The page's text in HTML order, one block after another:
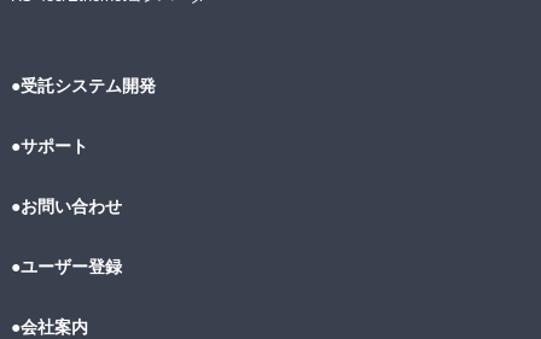
●受託システム開発
●サポート
●お問い合わせ
●ユーザー登録
●会社案内